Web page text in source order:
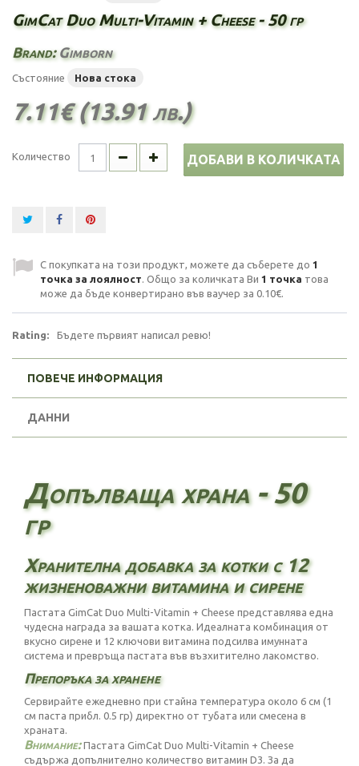
GimCat Duo Multi-Vitamin + Cheese - 50 гр
Brand:Gimborn
Състояние Нова стока
7.11€ (13.91 лв.)
Количество ДОБАВИ В КОЛИЧКАТА
С покупката на този продукт, можете да съберете до 1
точка за лоялност. Общо за количката Ви 1 точка това
може да бъде конвертирано във ваучер за 0.10€.
Rating: Бъдете първият написал ревю!
ПОВЕЧЕ ИНФОРМАЦИЯ
ДАННИ
Допълваща храна - 50
гр
Хранителна добавка за котки с 12
жизненоважни витамина и сирене
Пастата GimCat Duo Multi-Vitamin + Cheese представлява една
чудесна награда за вашата котка. Идеалната комбинация от
вкусно сирене и 12 ключови витамина подсилва имунната
система и превръща пастата във възхитително лакомство.
Препоръка за хранене
Сервирайте ежедневно при стайна температура около 6 см (1
см паста прибл. 0.5 гр) директно от тубата или смесена в
храната.
Внимание:Пастата GimCat Duo Multi-Vitamin + Cheese
съдържа допълнително количество витамин D3. За да